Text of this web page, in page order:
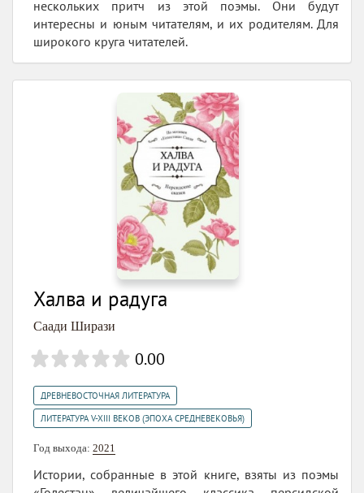
нескольких притч из этой поэмы. Они будут
интересны и юным читателям, и их родителям. Для
широкого круга читателей.
Халва и радуга
Саади Ширази
0.00
ДРЕВНЕВОСТОЧНАЯ ЛИТЕРАТУРА
ЛИТЕРАТУРА V-XIII ВЕКОВ (ЭПОХА СРЕДНЕВЕКОВЬЯ)
Год выхода: 2021
Истории, собранные в этой книге, взяты из поэмы